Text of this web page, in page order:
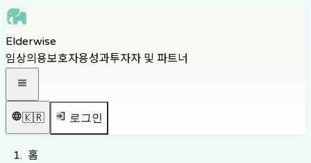
Skip to navigation
Skip to footer
Elderwise
임상의용보호자용성과투자자 및 파트너
🇰🇷 로그인
홈